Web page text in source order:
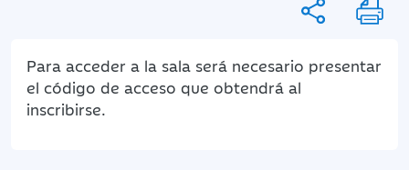
Para acceder a la sala será necesario presentar
el código de acceso que obtendrá al
inscribirse.